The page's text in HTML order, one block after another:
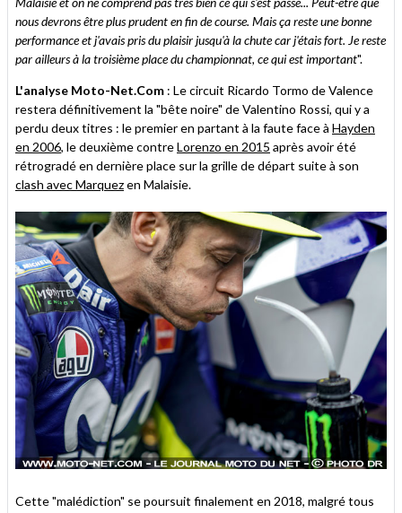
nous devrons être plus prudent en fin de course. Mais ça reste une bonne
performance et j'avais pris du plaisir jusqu'à la chute car j'étais fort. Je reste
par ailleurs à la troisième place du championnat, ce qui est important".
L'analyse Moto-Net.Com : Le circuit Ricardo Tormo de Valence
restera définitivement la "bête noire" de Valentino Rossi, qui y a
perdu deux titres : le premier en partant à la faute face à Hayden
en 2006, le deuxième contreLorenzo en 2015 après avoir été
rétrogradé en dernière place sur la grille de départ suite à son
clash avec Marquezen Malaisie.
Cette "malédiction" se poursuit finalement en 2018, malgré tous